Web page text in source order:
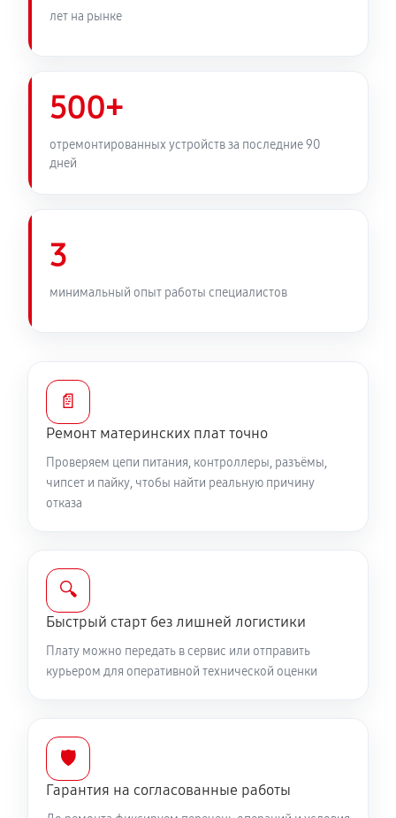
лет на рынке
500+
отремонтированных устройств за последние 90
дней
3
минимальный опыт работы специалистов
📄
Ремонт материнских плат точно
Проверяем цепи питания, контроллеры, разъёмы,
чипсет и пайку, чтобы найти реальную причину
отказа
🔍
Быстрый старт без лишней логистики
Плату можно передать в сервис или отправить
курьером для оперативной технической оценки
🛡️
Гарантия на согласованные работы